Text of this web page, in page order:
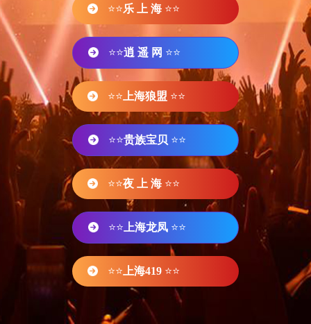
⭐⭐乐 上 海 ⭐⭐
⭐⭐逍 遥 网 ⭐⭐
⭐⭐ 上海狼盟 ⭐⭐
⭐⭐贵族宝贝 ⭐⭐
⭐⭐夜 上 海 ⭐⭐
⭐⭐ 上海龙凤 ⭐⭐
⭐⭐ 上海419 ⭐⭐